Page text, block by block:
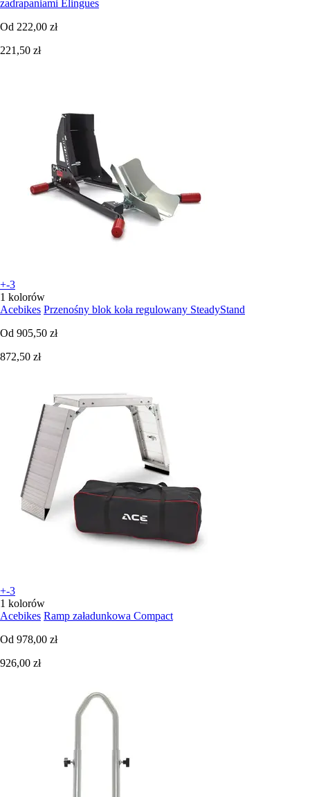
zadrapaniami Elingues
Od 222,00 zł
221,50 zł
+-3
1 kolorów
Acebikes Przenośny blok koła regulowany SteadyStand
Od 905,50 zł
872,50 zł
+-3
1 kolorów
Acebikes Ramp załadunkowa Compact
Od 978,00 zł
926,00 zł